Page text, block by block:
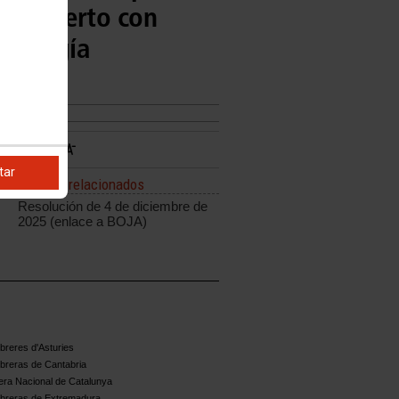
con
Cirugía
Enlaces relacionados
Resolución de 4 de diciembre de
2025 (enlace a BOJA)
d'Asturies
de Cantabria
Nacional de Catalunya